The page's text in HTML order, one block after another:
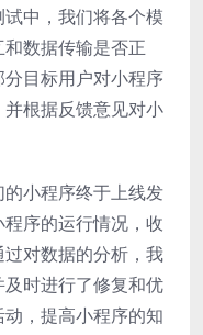
中，我们将各个模
数据传输是否正
目标用户对小程序
根据反馈意见对小
小程序终于上线发
序的运行情况，收
对数据的分析，我
时进行了修复和优
，提高小程序的知